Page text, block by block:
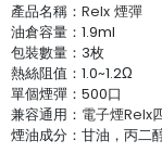
產品名稱： Relx 煙彈
油倉容量：1.9ml
包裝數量：3枚
熱絲阻值：1.0~1.2Ω
單個煙彈：500口
兼容通用： 電子煙Relx
煙油成分：甘油，丙二